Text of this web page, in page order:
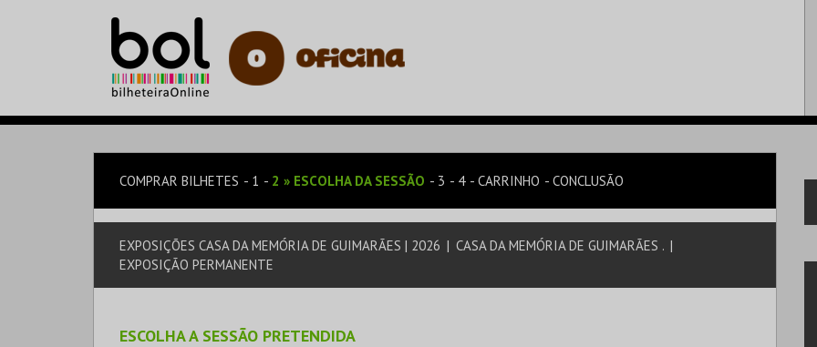
COMPRAR BILHETES 1 2 » ESCOLHA DA SESSÃO 3 4 CARRINHO CONCLUSÃO
EXPOSIÇÕES CASA DA MEMÓRIA DE GUIMARÃES | 2026 | CASA DA MEMÓRIA DE GUIMARÃES . |
EXPOSIÇÃO PERMANENTE
ESCOLHA A SESSÃO PRETENDIDA